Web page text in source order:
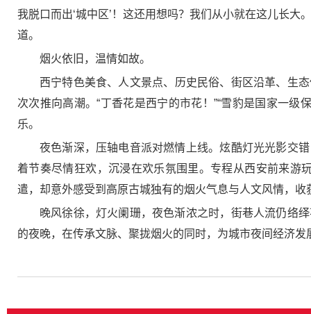
我脱口而出‘城中区’！这还用想吗？我们从小就在这儿长
道。
烟火依旧，温情如故。
西宁特色美食、人文景点、历史民俗、街区沿革、生
次次推向高潮。“丁香花是西宁的市花！”“雪豹是国家一级
乐。
夜色渐深，压轴电音派对燃情上线。炫酷灯光光影交
着节奏尽情狂欢，沉浸在欢乐氛围里。专程从西安前来游
遣，却意外感受到高原古城独有的烟火气息与人文风情，收
晚风徐徐，灯火阑珊，夜色渐浓之时，街巷人流仍络
的夜晚，在传承文脉、聚拢烟火的同时，为城市夜间经济